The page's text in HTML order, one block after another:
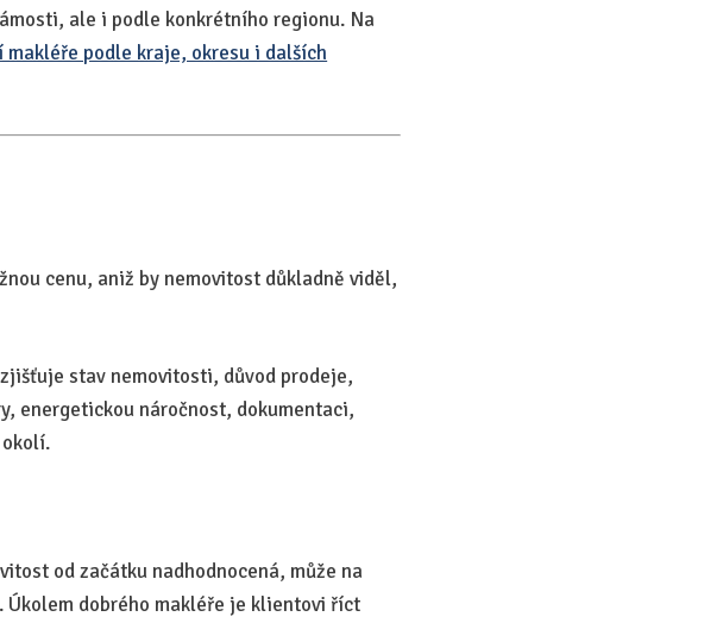
ale i podle konkrétního regionu. Na
makléře podle kraje, okresu i dalších
cenu, aniž by nemovitost důkladně viděl,
stav nemovitosti, důvod prodeje,
energetickou náročnost, dokumentaci,
od začátku nadhodnocená, může na
dobrého makléře je klientovi říct